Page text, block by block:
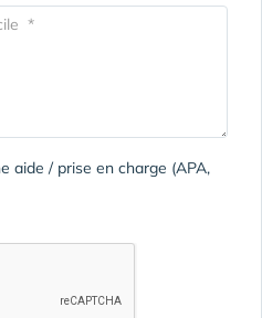
aide / prise en charge (APA,